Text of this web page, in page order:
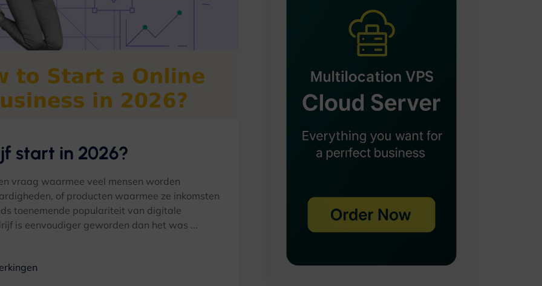
start in 2026?
vraag waarmee veel mensen worden
of producten waarmee ze inkomsten
toenemende populariteit van digitale
is eenvoudiger geworden dan het was ...